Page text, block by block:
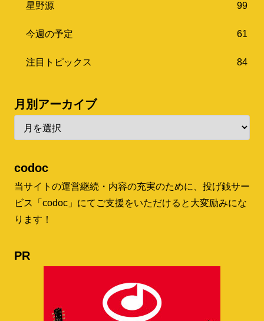
星野源 99
今週の予定 61
注目トピックス 84
月別アーカイブ
codoc
当サイトの運営継続・内容の充実のために、投げ銭サー
ビス「codoc」にてご支援をいただけると大変励みにな
ります！
PR